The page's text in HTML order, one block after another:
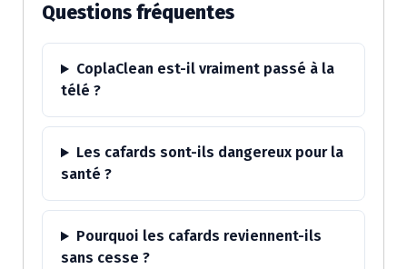
Questions fréquentes
CoplaClean est-il vraiment passé à la
télé ?
Les cafards sont-ils dangereux pour la
santé ?
Pourquoi les cafards reviennent-ils
sans cesse ?